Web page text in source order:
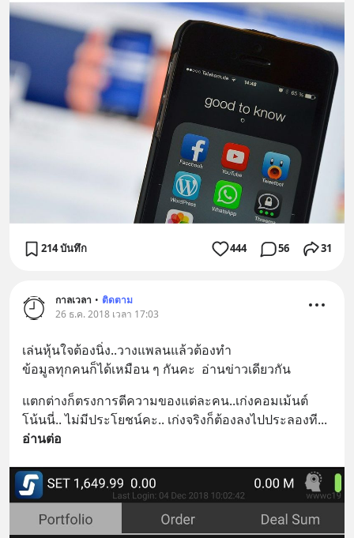
214 บันทึก 444 56 31
กาลเวลา • ติดตาม
26 ธ.ค. 2018 เวลา 17:03
เล่นหุ้นใจต้องนิ่ง..วางแพลนแล้วต้องทำ
ข้อมูลทุกคนก็ได้เหมือน ๆ กันคะ  อ่านข่าวเดียวกัน
แตกต่างก็ตรงการตีความของแต่ละคน..เก่งคอมเม้นต์
โน้นนี่.. ไม่มีประโยชน์คะ.. เก่งจริงก็ต้องลงไปประลองที
อ่านต่อ